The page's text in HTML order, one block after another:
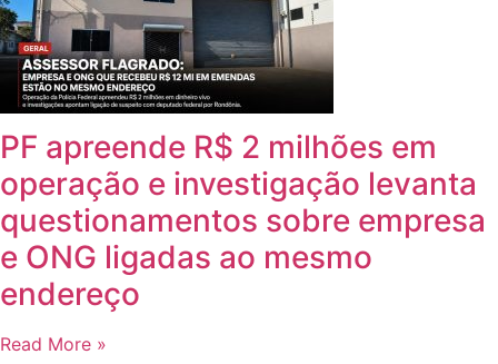
PF apreende R$ 2 milhões em
operação e investigação levanta
questionamentos sobre empresa
e ONG ligadas ao mesmo
endereço
Read More »